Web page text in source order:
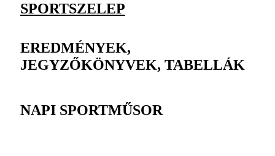
SPORTSZELEP
EREDMÉNYEK,
JEGYZŐKÖNYVEK, TABELLÁK
NAPI SPORTMŰSOR